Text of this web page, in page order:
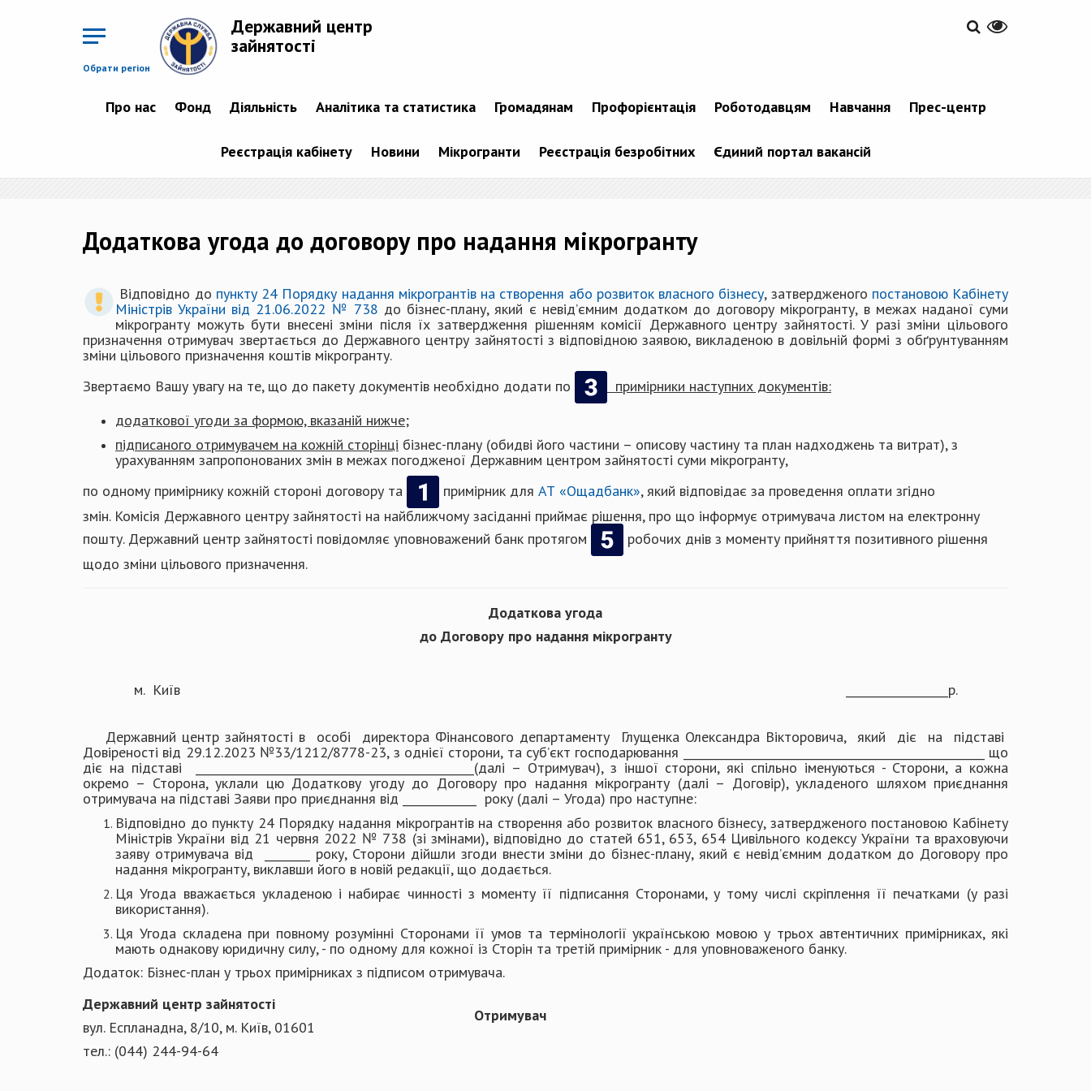
Обрати регіон
Державний центр
зайнятості
Про нас Фонд Діяльність Аналітика та статистика Громадянам Профорієнтація Роботодавцям Навчання Прес-центр
Реєстрація кабінету Новини Мікрогранти Реєстрація безробітних Єдиний портал вакансій
Додаткова угода до договору про надання мікрогранту
Відповідно до пункту 24 Порядку надання мікрогрантів на створення або розвиток власного бізнесу, затвердженого постановою Кабінету
Міністрів України від 21.06.2022 № 738 до бізнес-плану, який є невід’ємним додатком до договору мікрогранту, в межах наданої суми
мікрогранту можуть бути внесені зміни після їх затвердження рішенням комісії Державного центру зайнятості. У разі зміни цільового
призначення отримувач звертається до Державного центру зайнятості з відповідною заявою, викладеною в довільній формі з обґрунтуванням
зміни цільового призначення коштів мікрогранту.
Звертаємо Вашу увагу на те, що до пакету документів необхідно додати по
примірники наступних документів:
додаткової угоди за формою, вказаній нижче;
підписаного отримувачем на кожній сторінці бізнес-плану (обидві його частини – описову частину та план надходжень та витрат), з
урахуванням запропонованих змін в межах погодженої Державним центром зайнятості суми мікрогранту,
по одному примірнику кожній стороні договору та
примірник для АТ «Ощадбанк», який відповідає за проведення оплати згідно
змін. Комісія Державного центру зайнятості на найближчому засіданні приймає рішення, про що інформує отримувача листом на електронну
пошту. Державний центр зайнятості повідомляє уповноважений банк протягом
робочих днів з моменту прийняття позитивного рішення
щодо зміни цільового призначення.
Додаткова угода
до Договору про надання мікрогранту
м. Київ __________________р.
Державний центр зайнятості в особі директора Фінансового департаменту Глущенка Олександра Вікторовича, який діє на підставі
Довіреності від 29.12.2023 №33/1212/8778-23, з однієї сторони, та суб’єкт господарювання _____________________________________________________ що
діє на підставі _________________________________________________(далі – Отримувач), з іншої сторони, які спільно іменуються - Сторони, а кожна
окремо – Сторона, уклали цю Додаткову угоду до Договору про надання мікрогранту (далі – Договір), укладеного шляхом приєднання
отримувача на підставі Заяви про приєднання від _____________ року (далі – Угода) про наступне:
Відповідно до пункту 24 Порядку надання мікрогрантів на створення або розвиток власного бізнесу, затвердженого постановою Кабінету
Міністрів України від 21 червня 2022 № 738 (зі змінами), відповідно до статей 651, 653, 654 Цивільного кодексу України та враховуючи
заяву отримувача від ________ року, Сторони дійшли згоди внести зміни до бізнес-плану, який є невід’ємним додатком до Договору про
надання мікрогранту, виклавши його в новій редакції, що додається.
Ця Угода вважається укладеною і набирає чинності з моменту її підписання Сторонами, у тому числі скріплення її печатками (у разі
використання).
Ця Угода складена при повному розумінні Сторонами її умов та термінології українською мовою у трьох автентичних примірниках, які
мають однакову юридичну силу, - по одному для кожної із Сторін та третій примірник - для уповноваженого банку.
Додаток: Бізнес-план у трьох примірниках з підписом отримувача.
Державний центр зайнятості
вул. Еспланадна, 8/10, м. Київ, 01601
тел.: (044) 244-94-64
Отримувач